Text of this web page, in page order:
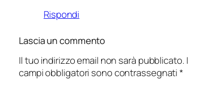
Rispondi
Lascia un commento
Il tuo indirizzo email non sarà pubblicato. I
campi obbligatori sono contrassegnati*